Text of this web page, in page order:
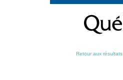
contenu
Retour aux résultats